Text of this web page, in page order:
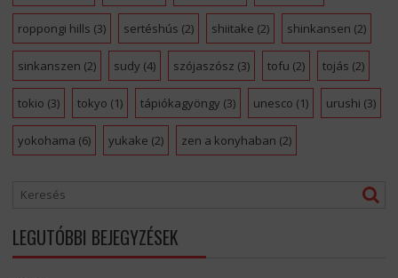
roppongi hills (3) sertéshús (2) shiitake (2) shinkansen (2)
sinkanszen (2) sudy (4) szójaszósz (3) tofu (2) tojás (2)
tokio (3) tokyo (1) tápiókagyöngy (3) unesco (1) urushi (3)
yokohama (6) yukake (2) zen a konyhaban (2)
LEGUTÓBBI BEJEGYZÉSEK